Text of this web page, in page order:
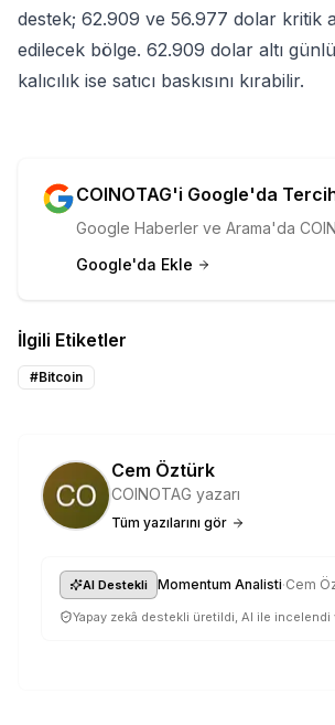
destek; 62.909 ve 56.977 dolar kritik
edilecek bölge. 62.909 dolar altı
kalıcılık ise satıcı baskısını kırabilir.
COINOTAG'i Google'da
Google Haberler ve Arama'da
Google'da Ekle
İlgili Etiketler
#Bitcoin
Cem Öztürk
COINOTAG yazarı
Tüm yazılarını gör
AI Destekli Momentum Analisti·Cem
Yapay zekâ destekli üretildi, AI ile incelendi